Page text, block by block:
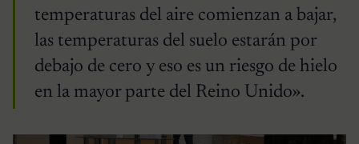
temperaturas del aire comienzan a bajar,
las temperaturas del suelo estarán por
debajo de cero y eso es un riesgo de hielo
en la mayor parte del Reino Unido».